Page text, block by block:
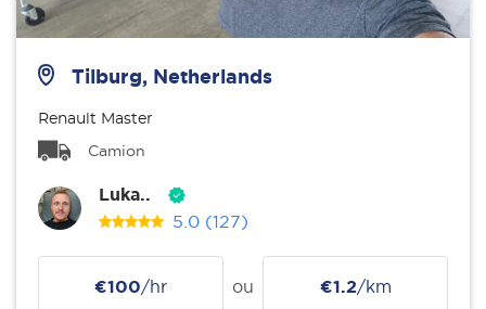
Tilburg, Netherlands
Renault Master
Camion
Luka..
5.0 (127)
€100/hr ou €1.2/km